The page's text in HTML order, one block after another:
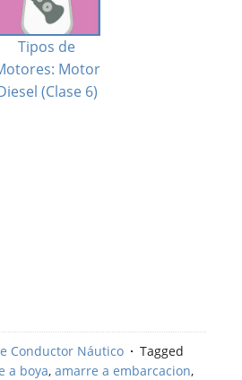
Tipos de
Motor
(Clase 6)
Conductor Náutico
Tagged
a boya, amarre a embarcacion,